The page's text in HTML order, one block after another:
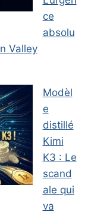
ce
absolu
Valley
Modèl
e
distillé
Kimi
K3 : Le
scand
ale qui
va